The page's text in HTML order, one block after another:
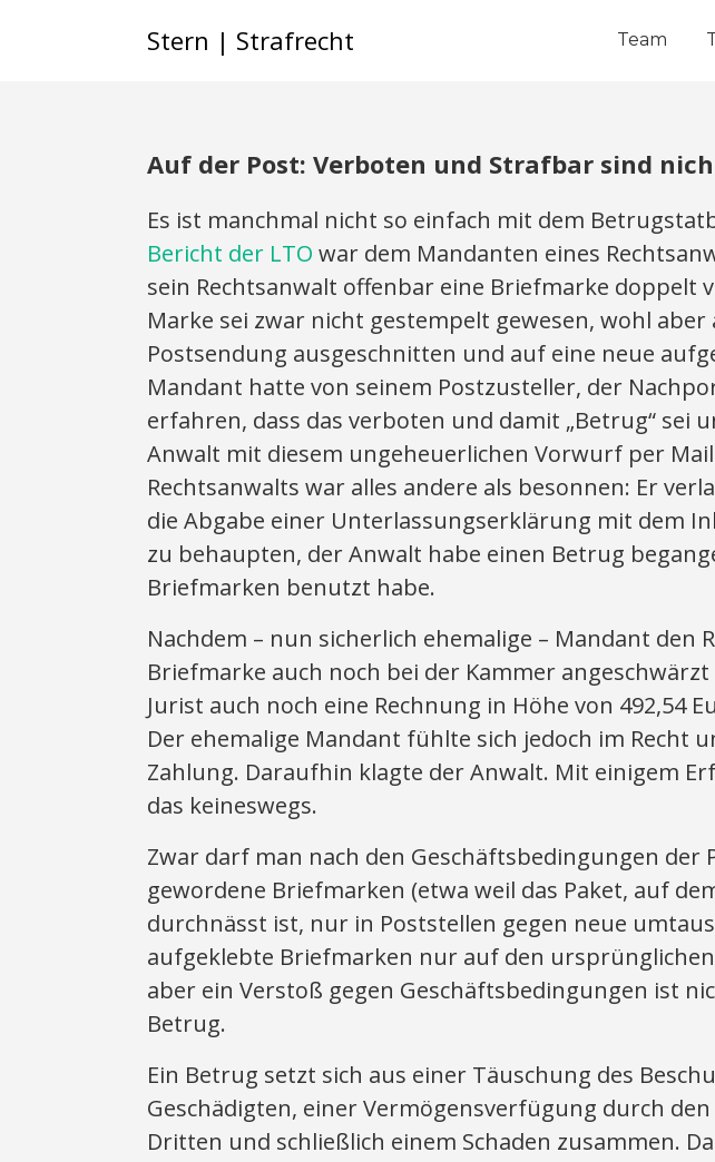
Stern | Strafrecht Team
Auf der Post: Verboten und Strafbar sind
Es ist manchmal nicht so einfach mit dem
Bericht der LTO war dem Mandanten eines
sein Rechtsanwalt offenbar eine Briefmarke doppelt
Marke sei zwar nicht gestempelt gewesen, wohl aber
Postsendung ausgeschnitten und auf eine neue
Mandant hatte von seinem Postzusteller, der
erfahren, dass das verboten und damit „Betrug“ sei
Anwalt mit diesem ungeheuerlichen Vorwurf per
Rechtsanwalts war alles andere als besonnen: Er
die Abgabe einer Unterlassungserklärung mit dem
zu behaupten, der Anwalt habe einen Betrug
Briefmarken benutzt habe.
Nachdem – nun sicherlich ehemalige – Mandant den
Briefmarke auch noch bei der Kammer
Jurist auch noch eine Rechnung in Höhe von 492,54
Der ehemalige Mandant fühlte sich jedoch im Recht
Zahlung. Daraufhin klagte der Anwalt. Mit einigem
das keineswegs.
Zwar darf man nach den Geschäftsbedingungen der
gewordene Briefmarken (etwa weil das Paket, auf
durchnässt ist, nur in Poststellen gegen neue
aufgeklebte Briefmarken nur auf den
aber ein Verstoß gegen Geschäftsbedingungen ist
Betrug.
Ein Betrug setzt sich aus einer Täuschung des
Geschädigten, einer Vermögensverfügung durch
Dritten und schließlich einem Schaden zusammen.